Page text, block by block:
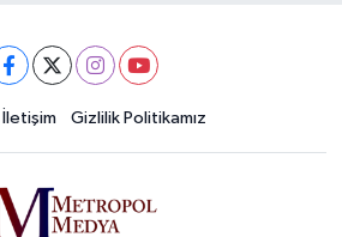
İletişim Gizlilik Politikamız